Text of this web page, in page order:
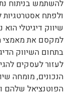
להשתמש בניתוח
ולפתח אסטרטגיות
שיווק דיגיטלי
למקסם את מאמצי
בתחום השיווק
לעזור לעסקים
הנכונים, מומחה
הפוטנציאל שלהם